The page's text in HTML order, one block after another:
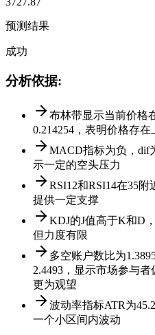
预测结果
成功
分析依据:
布林带显示当前价格
0.214254，表明价格存
MACD指标为负，dif
示一定的空头压力
RSI12和RSI14在35
提供一定支撑
KDJ的J值高于K和D
但力度有限
多空账户数比为
2.4493，显示市场参与
更为观望
波动率指标ATR为
一个小区间内波动